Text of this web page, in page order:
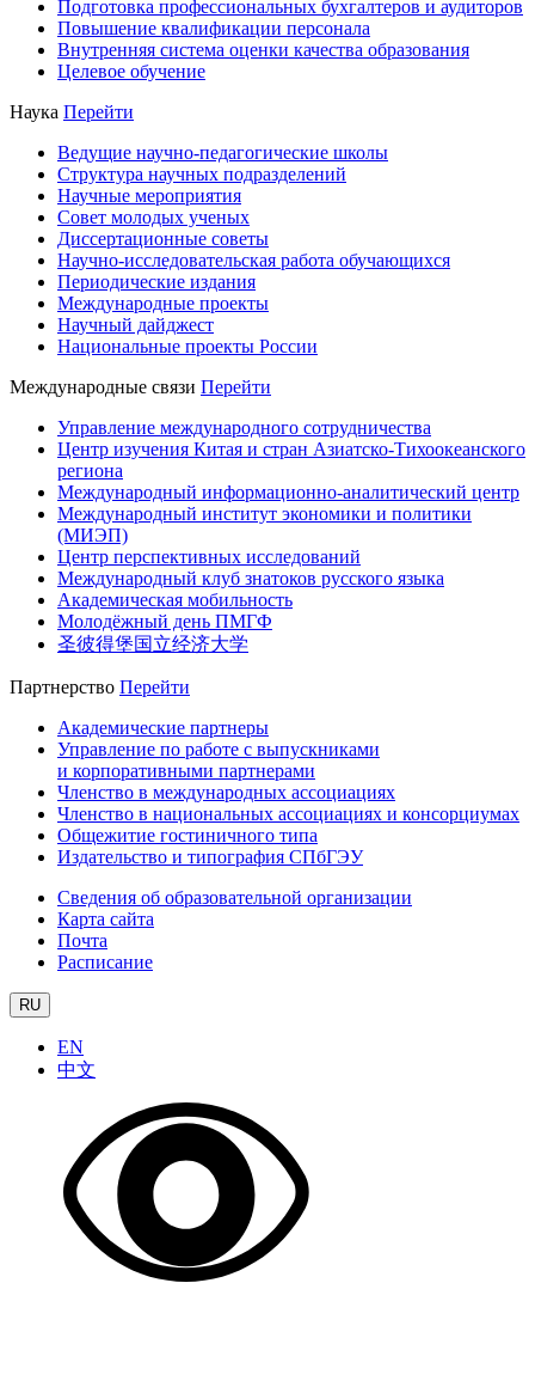
Подготовка профессиональных бухгалтеров и аудиторов
Повышение квалификации персонала
Внутренняя система оценки качества образования
Целевое обучение
Наука Перейти
Ведущие научно-педагогические школы
Структура научных подразделений
Научные мероприятия
Совет молодых ученых
Диссертационные советы
Научно-исследовательская работа обучающихся
Периодические издания
Международные проекты
Научный дайджест
Национальные проекты России
Международные связи Перейти
Управление международного сотрудничества
Центр изучения Китая и стран Азиатско-Тихоокеанского
региона
Международный информационно-аналитический центр
Международный институт экономики и политики
(МИЭП)
Центр перспективных исследований
Международный клуб знатоков русского языка
Академическая мобильность
Молодёжный день ПМГФ
圣彼得堡国立经济大学
Партнерство Перейти
Академические партнеры
Управление по работе с выпускниками
и корпоративными партнерами
Членство в международных ассоциациях
Членство в национальных ассоциациях и консорциумах
Общежитие гостиничного типа
Издательство и типография СПбГЭУ
Сведения об образовательной организации
Карта сайта
Почта
Расписание
RU
EN
中文